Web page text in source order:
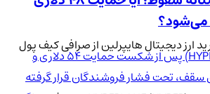
ارز دیجیتال هایپرلین از صرافی کیف پول
می‌شود؟
قیمت هایپرلیکویید (HYPE) پس از شکست حمایت ۵۴ دلاری و
تحت فشار فروشندگان قرار گرفته